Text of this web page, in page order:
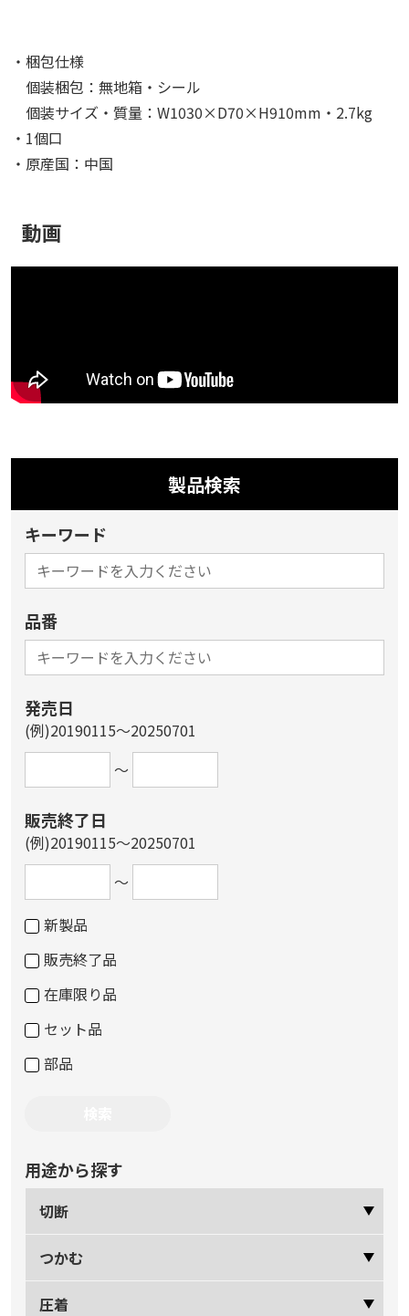
・梱包仕様
個装梱包：無地箱・シール
個装サイズ・質量：W1030×D70×H910mm・2.7kg
・1個口
・原産国：中国
動画
製品検索
キーワード
品番
発売日
(例)20190115～20250701
～
販売終了日
(例)20190115～20250701
～
新製品
販売終了品
在庫限り品
セット品
部品
用途から探す
切断
つかむ
圧着